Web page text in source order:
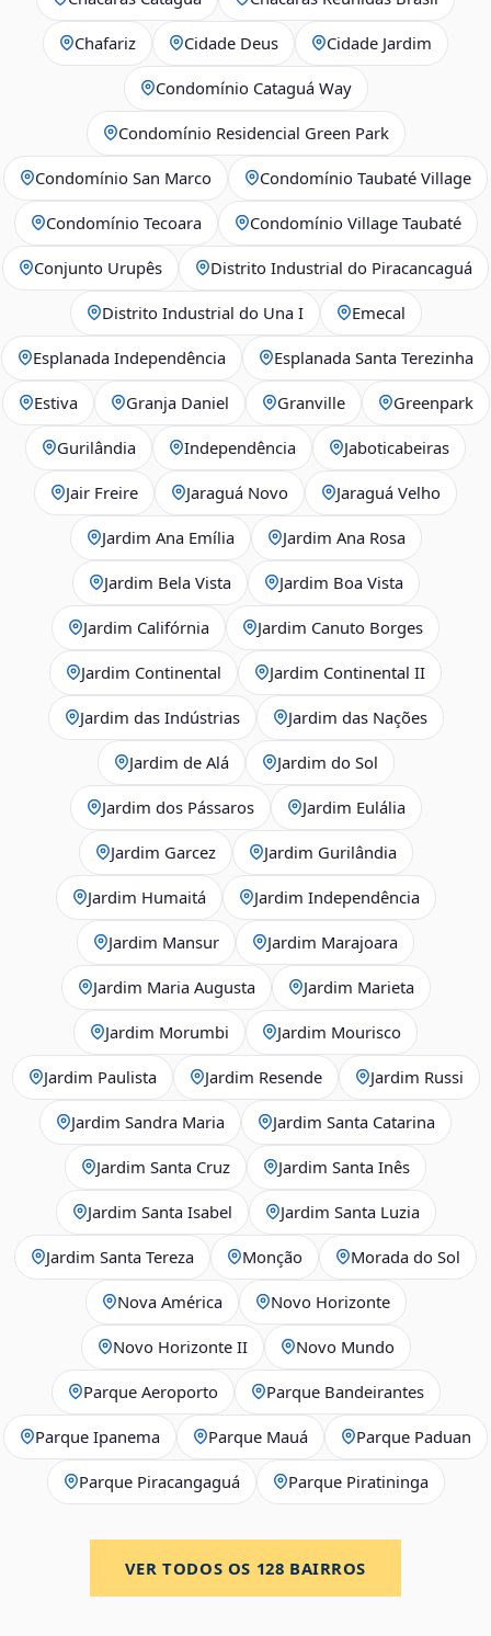
Chafariz Cidade Deus Cidade Jardim
Condomínio Cataguá Way
Condomínio Residencial Green Park
Condomínio San Marco Condomínio Taubaté Village
Condomínio Tecoara Condomínio Village Taubaté
Conjunto Urupês Distrito Industrial do Piracancaguá
Distrito Industrial do Una I Emecal
Esplanada Independência Esplanada Santa Terezinha
Estiva Granja Daniel Granville Greenpark
Gurilândia Independência Jaboticabeiras
Jair Freire Jaraguá Novo Jaraguá Velho
Jardim Ana Emília Jardim Ana Rosa
Jardim Bela Vista Jardim Boa Vista
Jardim Califórnia Jardim Canuto Borges
Jardim Continental Jardim Continental II
Jardim das Indústrias Jardim das Nações
Jardim de Alá Jardim do Sol
Jardim dos Pássaros Jardim Eulália
Jardim Garcez Jardim Gurilândia
Jardim Humaitá Jardim Independência
Jardim Mansur Jardim Marajoara
Jardim Maria Augusta Jardim Marieta
Jardim Morumbi Jardim Mourisco
Jardim Paulista Jardim Resende Jardim Russi
Jardim Sandra Maria Jardim Santa Catarina
Jardim Santa Cruz Jardim Santa Inês
Jardim Santa Isabel Jardim Santa Luzia
Jardim Santa Tereza Monção Morada do Sol
Nova América Novo Horizonte
Novo Horizonte II Novo Mundo
Parque Aeroporto Parque Bandeirantes
Parque Ipanema Parque Mauá Parque Paduan
Parque Piracangaguá Parque Piratininga
VER TODOS OS 128 BAIRROS